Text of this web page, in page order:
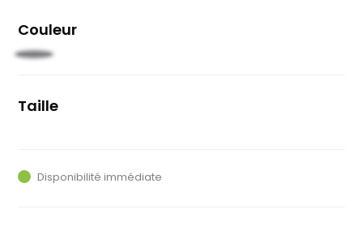
Couleur
Noir
Taille
Disponibilité immédiate